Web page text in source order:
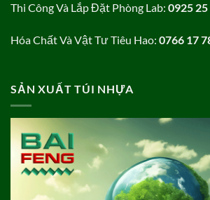
Thi Công Và Lắp Đặt Phòng Lab: 0925 25
Hóa Chất Và Vật Tư Tiêu Hao: 0766 17
SẢN XUẤT TÚI NHỰA